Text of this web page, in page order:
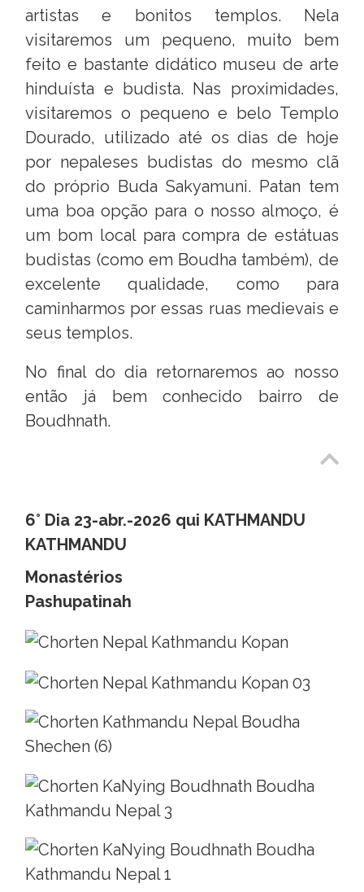
artistas e bonitos templos. Nela
visitaremos um pequeno, muito bem
feito e bastante didático museu de arte
hinduísta e budista. Nas proximidades,
visitaremos o pequeno e belo Templo
Dourado, utilizado até os dias de hoje
por nepaleses budistas do mesmo clã
do próprio Buda Sakyamuni. Patan tem
uma boa opção para o nosso almoço, é
um bom local para compra de estátuas
budistas (como em Boudha também), de
excelente qualidade, como para
caminharmos por essas ruas medievais e
seus templos.
No final do dia retornaremos ao nosso
então já bem conhecido bairro de
Boudhnath.
6° Dia 23-abr.-2026 qui KATHMANDU
KATHMANDU
Monastérios
Pashupatinah